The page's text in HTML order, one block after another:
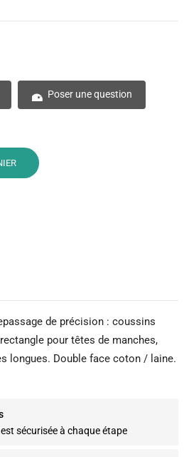
Poser une question
de précision : coussins
pour têtes de manches,
longues. Double face coton / laine.
sécurisée à chaque étape